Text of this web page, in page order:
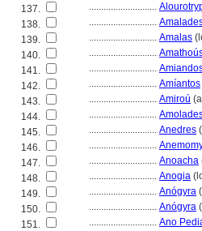
137.
............................
138.
............................
139.
............................ Amalas
140.
............................
141.
............................
142.
............................ Amíantos
143.
............................ Amiroú
144.
............................
145.
............................ Anedres
146.
............................
147.
............................ Anoacha
148.
............................ Anogia
149.
............................ Anógyra
150.
............................ Anógyra
151.
............................ Ano